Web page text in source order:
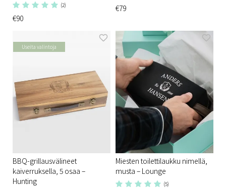
(2)
€90
€79
Useita valintoja
BBQ-grillausvälineet
kaiverruksella, 5 osaa –
Hunting
Miesten toilettilaukku nimellä,
musta – Lounge
(5)